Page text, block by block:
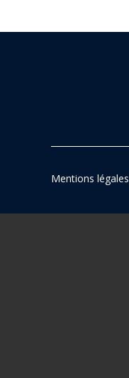
Mentions légales